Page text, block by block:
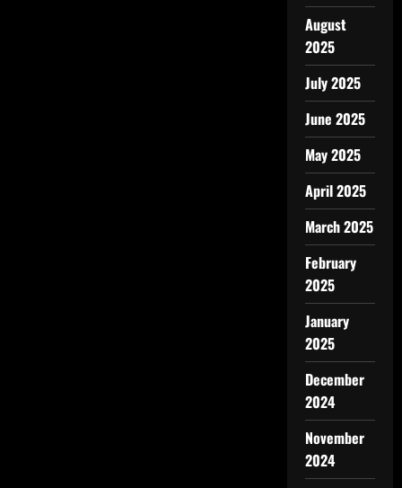
August
2025
July 2025
June 2025
May 2025
April 2025
March 2025
February
2025
January
2025
December
2024
November
2024